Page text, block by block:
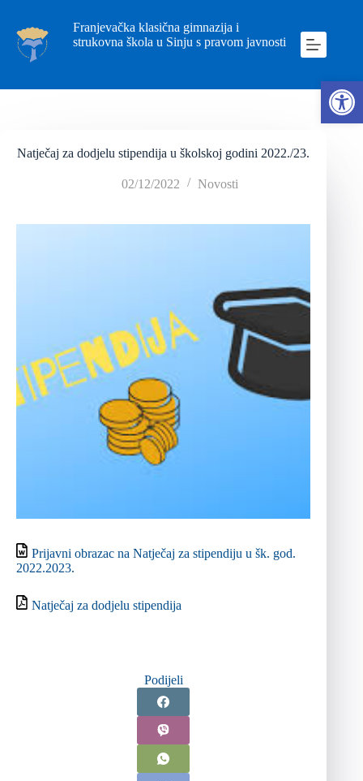
Franjevačka klasična gimnazija i
strukovna škola u Sinju s pravom javnosti
Natječaj za dodjelu stipendija u školskoj godini 2022./23.
02/12/2022 Novosti
Prijavni obrazac na Natječaj za stipendiju u šk. god.
2022.2023.
Natječaj za dodjelu stipendija
Podijeli